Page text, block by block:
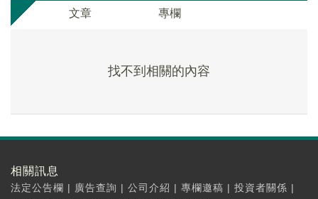
文章 專欄
找不到相關的內容
相關訊息
法定公告欄 | 廣告查詢 | 公司介紹 | 專欄邀稿 | 投資者關係 |